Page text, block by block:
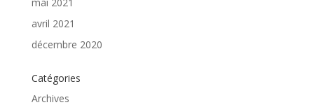
avril 2021
décembre 2020
Catégories
Archives